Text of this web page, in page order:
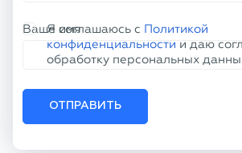
КОНТАКТНАЯ ИНФОРМАЦИЯ